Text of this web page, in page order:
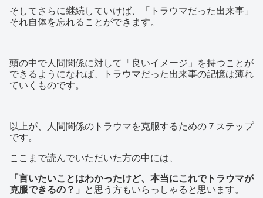
そしてさらに継続していけば、「トラウマだった出来事」
それ自体を忘れることができます。
頭の中で人間関係に対して「良いイメージ」を持つことが
できるようになれば、トラウマだった出来事の記憶は薄れ
ていくものです。
以上が、人間関係のトラウマを克服するための７ステップ
です。
ここまで読んでいただいた方の中には、
「言いたいことはわかったけど、本当にこれでトラウマが
克服できるの？」 と思う方もいらっしゃると思います。